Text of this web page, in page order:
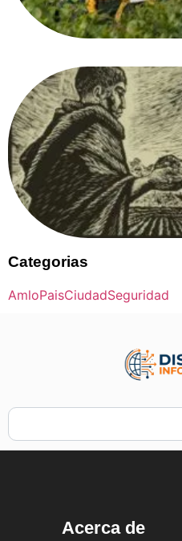
Categorias
AmloPaisCiudadSeguridad
Acerca de